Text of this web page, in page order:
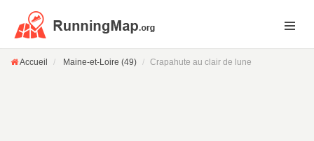
Accueil Maine-et-Loire (49) Crapahute au clair de lune